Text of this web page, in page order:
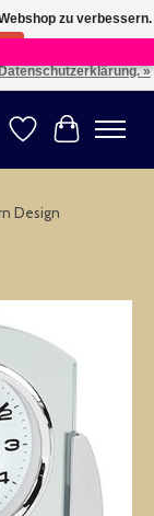
×
your language: EN ⇓ ⇒
Wunschzettel
Ihr
Design
zu verbessern.
»